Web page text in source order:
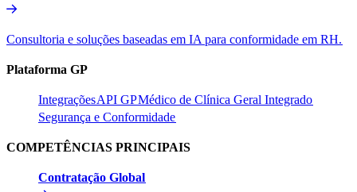
Consultoria e soluções baseadas em IA para conformidade em RH.​​
Plataforma GP​​
Integrações​​API GP​​Médico de Clínica Geral Integrado​​
Segurança e Conformidade​​
COMPETÊNCIAS PRINCIPAIS​​
Contratação Global​​